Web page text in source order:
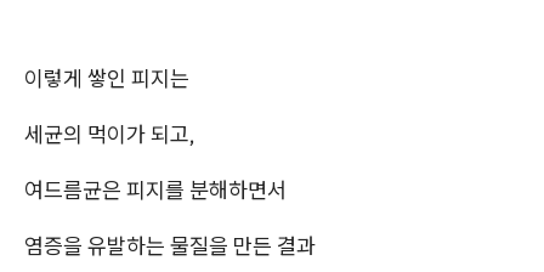
이렇게 쌓인 피지는
세균의 먹이가 되고,
여드름균은 피지를 분해하면서
염증을 유발하는 물질을 만든 결과